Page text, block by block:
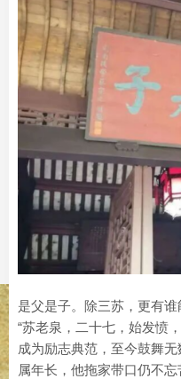
是父是子。除三苏，更有谁
“苏老泉，二十七，始发愤
成为励志典范，至今鼓舞
属年长，他拖家带口仍不